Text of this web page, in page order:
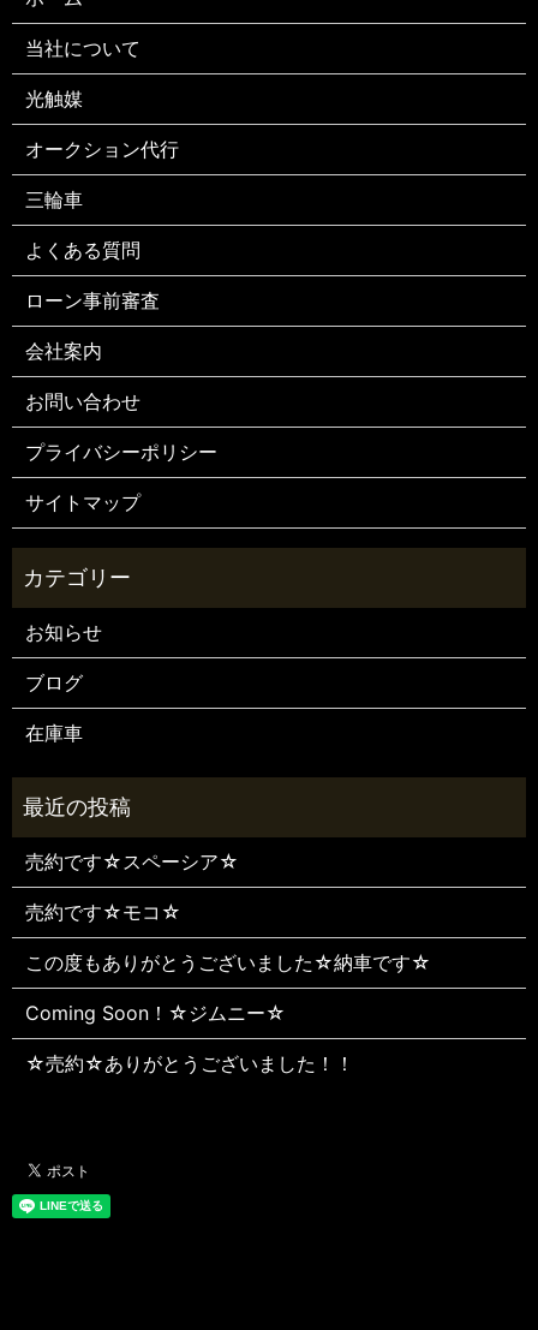
当社について
光触媒
オークション代行
三輪車
よくある質問
ローン事前審査
会社案内
お問い合わせ
プライバシーポリシー
サイトマップ
お知らせ
ブログ
在庫車
売約です☆スペーシア☆
売約です☆モコ☆
この度もありがとうございました☆納車です☆
Coming Soon！☆ジムニー☆
☆売約☆ありがとうございました！！